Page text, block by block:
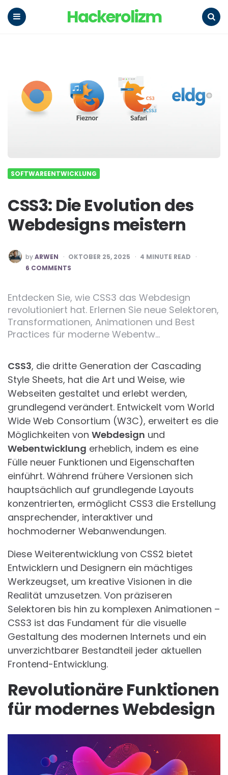
Hackerolizm
SOFTWAREENTWICKLUNG
CSS3: Die Evolution des
Webdesigns meistern
POSTED
BY
byARWEN OKTOBER 25, 2025 4 MINUTE READ
6 COMMENTS
Entdecken Sie, wie CSS3 das Webdesign
revolutioniert hat. Erlernen Sie neue Selektoren,
Transformationen, Animationen und Best
Practices für moderne Webentw…
CSS3, die dritte Generation der Cascading
Style Sheets, hat die Art und Weise, wie
Webseiten gestaltet und erlebt werden,
grundlegend verändert. Entwickelt vom World
Wide Web Consortium (W3C), erweitert es die
Möglichkeiten von Webdesign und
Webentwicklung erheblich, indem es eine
Fülle neuer Funktionen und Eigenschaften
einführt. Während frühere Versionen sich
hauptsächlich auf grundlegende Layouts
konzentrierten, ermöglicht CSS3 die Erstellung
ansprechender, interaktiver und
hochmoderner Webanwendungen.
Diese Weiterentwicklung von CSS2 bietet
Entwicklern und Designern ein mächtiges
Werkzeugset, um kreative Visionen in die
Realität umzusetzen. Von präziseren
Selektoren bis hin zu komplexen Animationen –
CSS3 ist das Fundament für die visuelle
Gestaltung des modernen Internets und ein
unverzichtbarer Bestandteil jeder aktuellen
Frontend-Entwicklung.
Revolutionäre Funktionen
für modernes Webdesign